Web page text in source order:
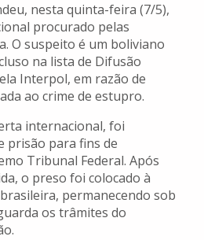
nesta quinta-feira (7/5),
procurado pelas
O suspeito é um boliviano
na lista de Difusão
Interpol, em razão de
ao crime de estupro.
internacional, foi
prisão para fins de
Tribunal Federal. Após
o preso foi colocado à
permanecendo sob
os trâmites do